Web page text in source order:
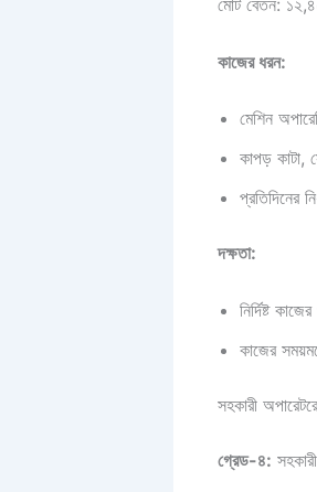
কাজের ধরন:
মেশিন
কাপড় কাটা,
প্রতিদিনের
দক্ষতা:
নির্দিষ্ট
কাজের
সহকারী
গ্রেড-৪: